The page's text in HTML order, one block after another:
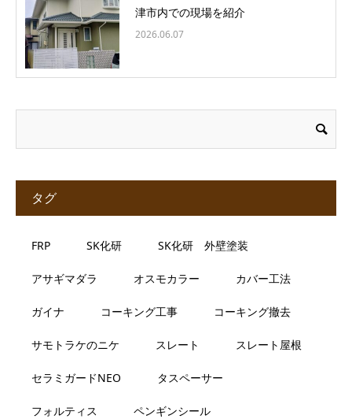
津市内での現場を紹介
2026.06.07
タグ
FRP SK化研 SK化研 外壁塗装
アサギマダラ オスモカラー カバー工法
ガイナ コーキング工事 コーキング撤去
サモトラケのニケ スレート スレート屋根
セラミガードNEO タスペーサー
フォルティス ペンギンシール